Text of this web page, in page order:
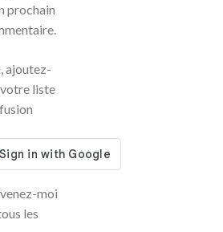
prochain
ajoutez-
liste
moi
les